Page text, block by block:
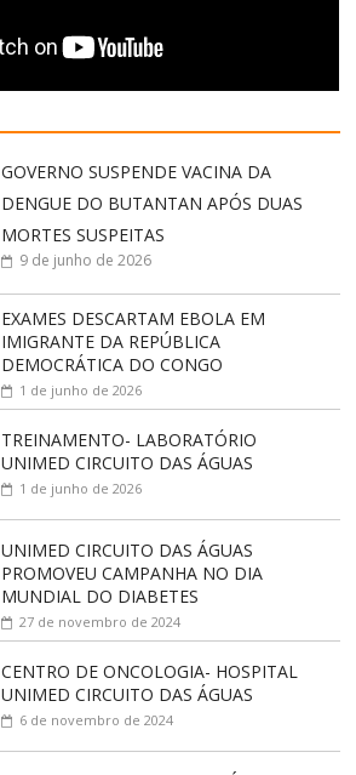
GOVERNO SUSPENDE VACINA DA
DENGUE DO BUTANTAN APÓS DUAS
MORTES SUSPEITAS
9 de junho de 2026
EXAMES DESCARTAM EBOLA EM
IMIGRANTE DA REPÚBLICA
DEMOCRÁTICA DO CONGO
1 de junho de 2026
TREINAMENTO- LABORATÓRIO
UNIMED CIRCUITO DAS ÁGUAS
1 de junho de 2026
UNIMED CIRCUITO DAS ÁGUAS
PROMOVEU CAMPANHA NO DIA
MUNDIAL DO DIABETES
27 de novembro de 2024
CENTRO DE ONCOLOGIA- HOSPITAL
UNIMED CIRCUITO DAS ÁGUAS
6 de novembro de 2024